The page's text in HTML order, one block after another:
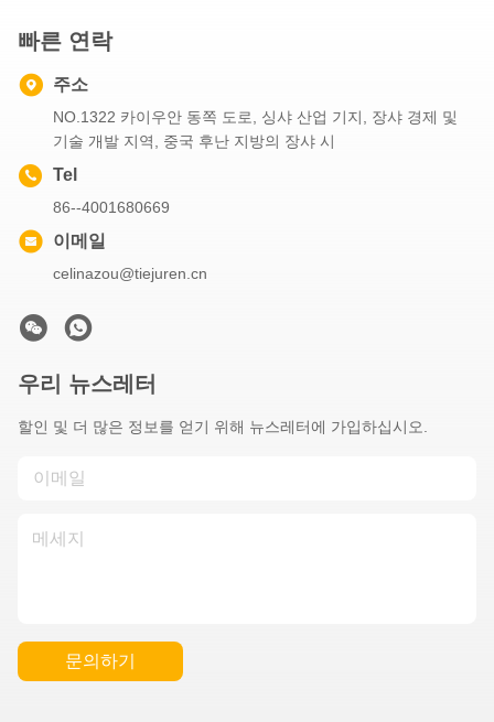
빠른 연락
주소
NO.1322 카이우안 동쪽 도로, 싱샤 산업 기지, 장샤 경제 및
기술 개발 지역, 중국 후난 지방의 장샤 시
Tel
86--4001680669
이메일
celinazou@tiejuren.cn
우리 뉴스레터
할인 및 더 많은 정보를 얻기 위해 뉴스레터에 가입하십시오.
문의하기